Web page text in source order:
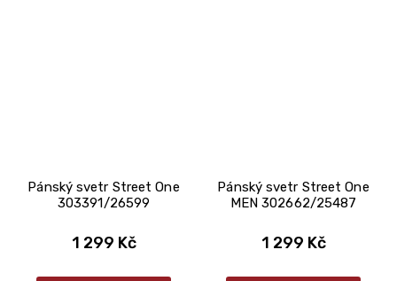
Pánský svetr Street One
303391/26599
1 299 Kč
Pánský svetr Street One
MEN 302662/25487
1 299 Kč